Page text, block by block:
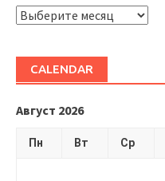
ARHIVĂ
CALENDAR
Август 2026
Пн Вт Ср